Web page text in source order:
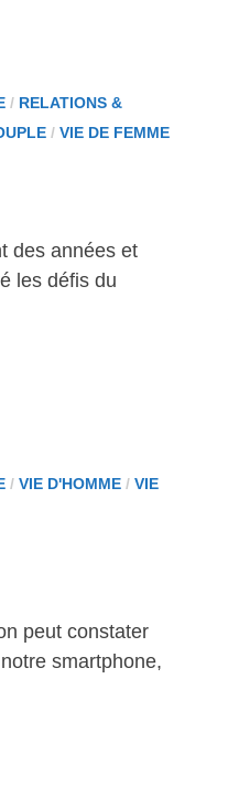
/ RELATIONS &
/ VIE DE FEMME
des années et
les défis du
/ VIE D'HOMME/ VIE
peut constater
smartphone,